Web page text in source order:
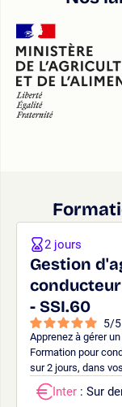
Gestion
- SSI.60
5/5
Apprenez à gérer
Formation pour
sur 2 jours, dans
2 jours
Inter : Sur